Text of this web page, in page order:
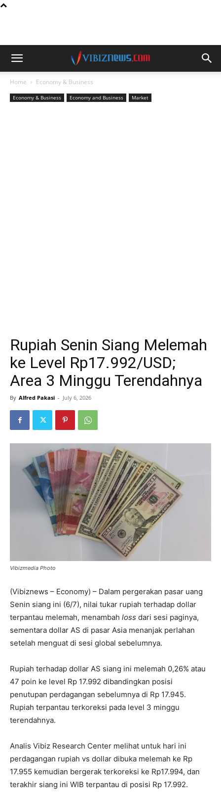
Home Economy & Business
Economy & Business Economy and Business Market
Rupiah Senin Siang Melemah
ke Level Rp17.992/USD;
Area 3 Minggu Terendahnya
By Alfred Pakasi - July 6, 2026
Vibizmedia Photo
(Vibiznews – Economy) – Dalam pergerakan pasar uang
Senin siang ini (6/7), nilai tukar rupiah terhadap dollar
terpantau melemah, menambah loss dari sesi paginya,
sementara dollar AS di pasar Asia menanjak perlahan
setelah menguat di sesi global sebelumnya.
Rupiah terhadap dollar AS siang ini melemah 0,26% atau
47 poin ke level Rp 17.992 dibandingkan posisi
penutupan perdagangan sebelumnya di Rp 17.945.
Rupiah terpantau terkoreksi pada level 3 minggu
terendahnya.
Analis Vibiz Research Center melihat untuk hari ini
perdagangan rupiah vs dollar dibuka melemah ke Rp
17.955 kemudian bergerak terkoreksi ke Rp17.994, dan
terakhir siang ini WIB terpantau di posisi Rp 17.992.